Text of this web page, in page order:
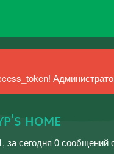
ʜᴏᴍᴇ
за сегодня 0 сообщений